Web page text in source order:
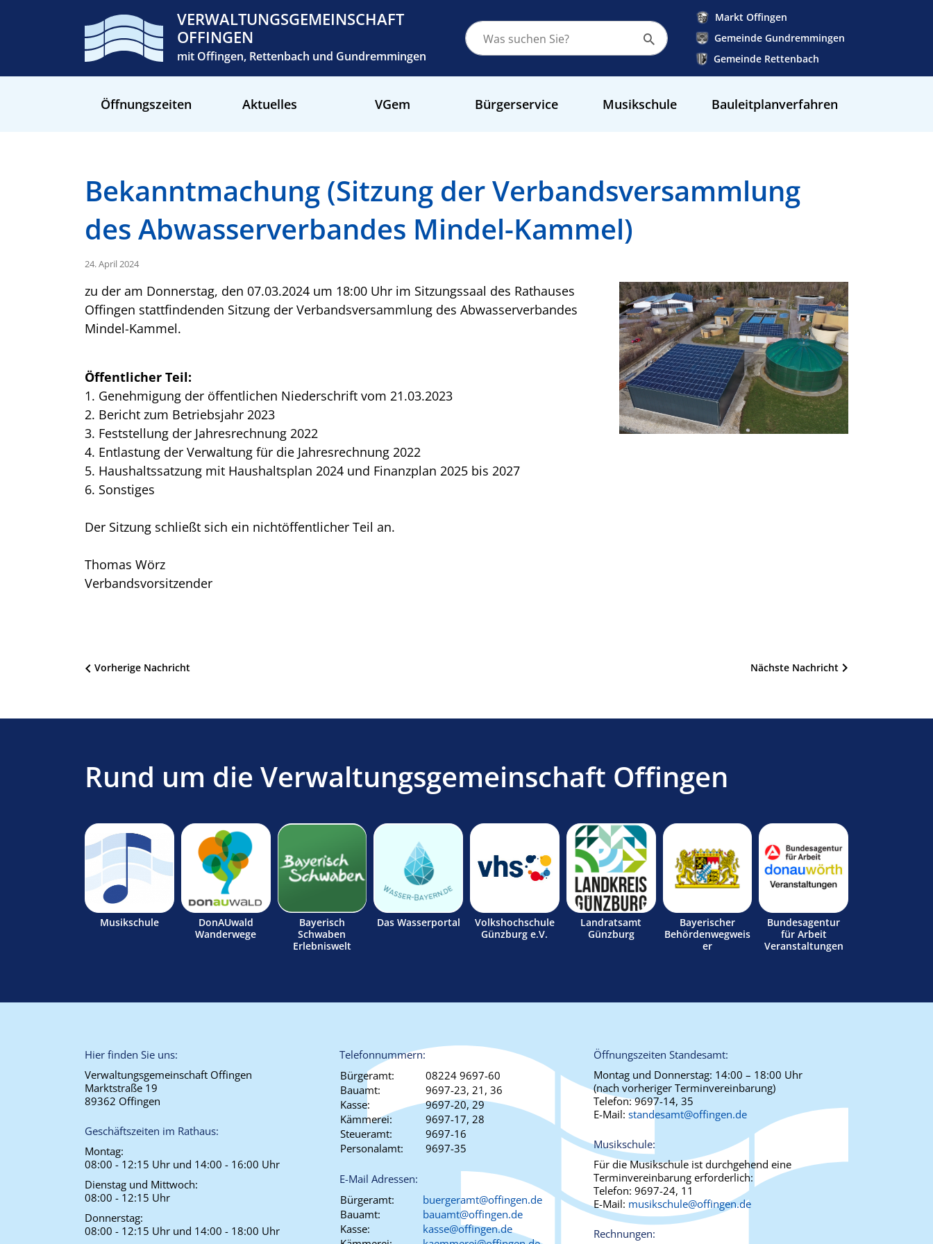
VERWALTUNGSGEMEINSCHAFT
OFFINGEN
mit Offingen, Rettenbach und Gundremmingen
Markt Offingen
Gemeinde Gundremmingen
Gemeinde Rettenbach
Öffnungszeiten Aktuelles VGem Bürgerservice Musikschule Bauleitplanverfahren
Bekanntmachung (Sitzung der Verbandsversammlung
des Abwasserverbandes Mindel-Kammel)
24. April 2024
zu der am Donnerstag, den 07.03.2024 um 18:00 Uhr im Sitzungssaal des Rathauses
Offingen stattfindenden Sitzung der Verbandsversammlung des Abwasserverbandes
Mindel-Kammel.
Öffentlicher Teil:
1. Genehmigung der öffentlichen Niederschrift vom 21.03.2023
2. Bericht zum Betriebsjahr 2023
3. Feststellung der Jahresrechnung 2022
4. Entlastung der Verwaltung für die Jahresrechnung 2022
5. Haushaltssatzung mit Haushaltsplan 2024 und Finanzplan 2025 bis 2027
6. Sonstiges
Der Sitzung schließt sich ein nichtöffentlicher Teil an.
Thomas Wörz
Verbandsvorsitzender
Beitragsnavigation Nächste Nachricht
Vorherige Nachricht
Rund um die Verwaltungsgemeinschaft Offingen
Musikschule
DonAUwald
Wanderwege
Bayerisch
Schwaben
Erlebniswelt
Das Wasserportal
Volkshochschule
Günzburg e.V.
Landratsamt
Günzburg
Bayerischer
Behördenwegweis
er
Bundesagentur
für Arbeit
Veranstaltungen
Hier finden Sie uns:
Verwaltungsgemeinschaft Offingen
Marktstraße 19
89362 Offingen
Geschäftszeiten im Rathaus:
Montag:
08:00 - 12:15 Uhr und 14:00 - 16:00 Uhr
Dienstag und Mittwoch:
08:00 - 12:15 Uhr
Donnerstag:
08:00 - 12:15 Uhr und 14:00 - 18:00 Uhr
Telefonnummern:
Bürgeramt:
08224 9697-60
Bauamt:
9697-23, 21, 36
Kasse:
9697-20, 29
Kämmerei:
9697-17, 28
Steueramt:
9697-16
Personalamt:
9697-35
E-Mail Adressen:
Bürgeramt:
buergeramt@offingen.de
Bauamt:
bauamt@offingen.de
Kasse:
kasse@offingen.de
Öffnungszeiten Standesamt:
Montag und Donnerstag: 14:00 – 18:00 Uhr
(nach vorheriger Terminvereinbarung)
Telefon:9697-14, 35
E-Mail:standesamt@offingen.de
Musikschule:
Für die Musikschule ist durchgehend eine
Terminvereinbarung erforderlich:
Telefon:9697-24, 11
E-Mail: musikschule@offingen.de
Rechnungen: